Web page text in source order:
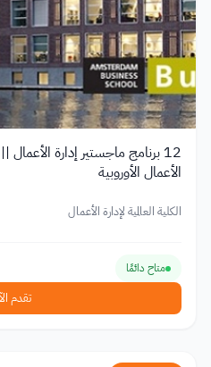
12 برنامج ماجستير إدارة
الأعمال الأوروبية
الكلية العالمية لإدارة الأعمال
متاح دائمًا
تقدم